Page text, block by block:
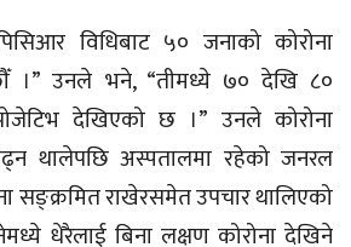
विधिबाट ५० जनाको कोरोना
।” उनले भने, “तीमध्ये ७० देखि ८०
देखिएको छ ।” उनले कोरोना
थालेपछि अस्पतालमा रहेको जनरल
सङ्क्रमित राखेरसमेत उपचार थालिएको
धेरैलाई बिना लक्षण कोरोना देखिने